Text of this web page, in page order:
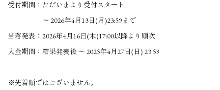
受付期間： ただいまより受付スタート
～ 2026年4月13日(月)23:59まで
当落発表： 2026年4月16日(木)17:00以降より順次
入金期間： 結果発表後 ～ 2025年4月27日(日) 23:59
※先着順ではございません。